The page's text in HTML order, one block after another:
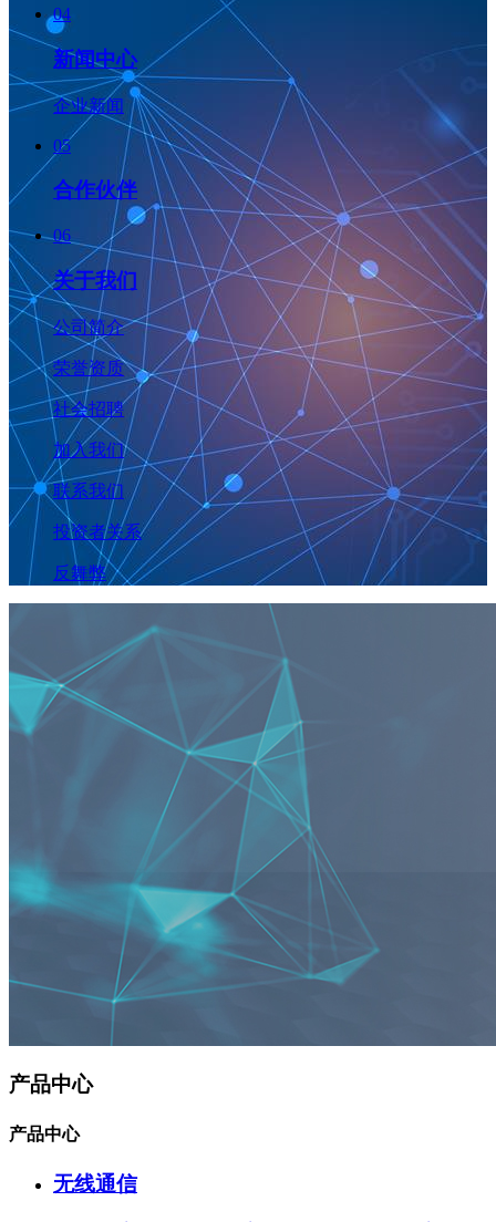
04
新闻中心
企业新闻
05
合作伙伴
06
关于我们
公司简介
荣誉资质
社会招聘
加入我们
联系我们
投资者关系
反舞弊
产品中心
产品中心
无线通信